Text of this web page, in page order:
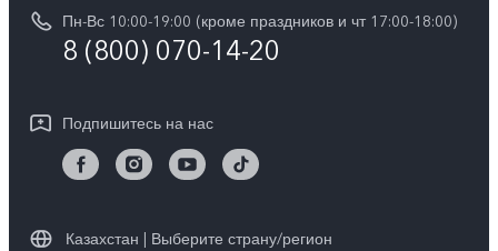
Y36
TWS 3e
Обновление системы
Запрос хода ремонта
Юридическая информация
Центр конфиденциальности vivo
Стабильность
Пн-Вс 10:00-19:00 (кроме праздников и чт 17:00-18:00)
8 (800) 070-14-20
Подпишитесь на нас
Казахстан | Выберите страну/регион